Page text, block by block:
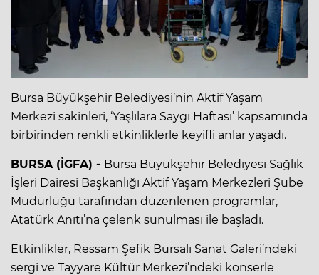
Bursa Büyükşehir Belediyesi’nin Aktif Yaşam
Merkezi sakinleri, ‘Yaşlılara Saygı Haftası’ kapsamında
birbirinden renkli etkinliklerle keyifli anlar yaşadı.
BURSA (İGFA) - Bursa Büyükşehir Belediyesi Sağlık
İşleri Dairesi Başkanlığı Aktif Yaşam Merkezleri Şube
Müdürlüğü tarafından düzenlenen programlar,
Atatürk Anıtı’na çelenk sunulması ile başladı.
Etkinlikler, Ressam Şefik Bursalı Sanat Galeri’ndeki
sergi ve Tayyare Kültür Merkezi’ndeki konserle